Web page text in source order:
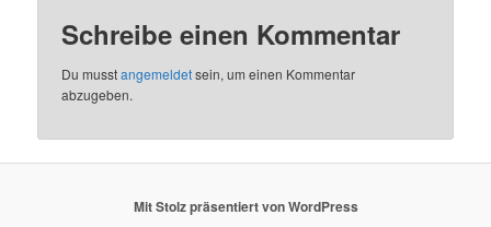
Schreibe einen Kommentar
Du musstangemeldetsein, um einen Kommentar
abzugeben.
Mit Stolz präsentiert von WordPress